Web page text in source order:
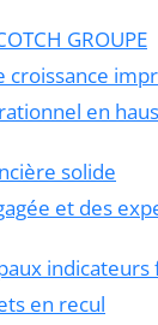
GROUPE
croissance
en
solide
et des
indicateurs
en recul